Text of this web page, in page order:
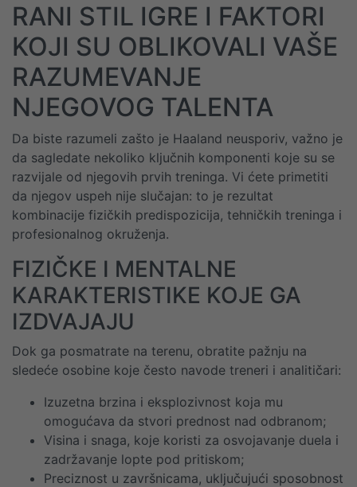
RANI STIL IGRE I FAKTORI
KOJI SU OBLIKOVALI VAŠE
RAZUMEVANJE
NJEGOVOG TALENTA
Da biste razumeli zašto je Haaland neusporiv, važno je
da sagledate nekoliko ključnih komponenti koje su se
razvijale od njegovih prvih treninga. Vi ćete primetiti
da njegov uspeh nije slučajan: to je rezultat
kombinacije fizičkih predispozicija, tehničkih treninga i
profesionalnog okruženja.
FIZIČKE I MENTALNE
KARAKTERISTIKE KOJE GA
IZDVAJAJU
Dok ga posmatrate na terenu, obratite pažnju na
sledeće osobine koje često navode treneri i analitičari:
Izuzetna brzina i eksplozivnost koja mu
omogućava da stvori prednost nad odbranom;
Visina i snaga, koje koristi za osvojavanje duela i
zadržavanje lopte pod pritiskom;
Preciznost u završnicama, uključujući sposobnost